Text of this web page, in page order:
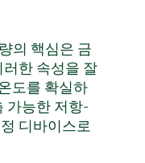
의 핵심은 금
한 속성을 잘
도를 확실하
가능한 저항-
디바이스로